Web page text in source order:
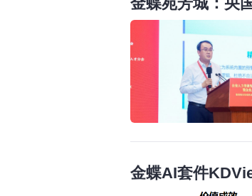
金蝶AI套件